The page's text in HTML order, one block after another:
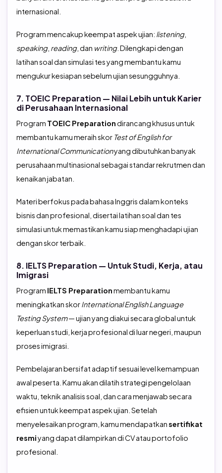
internasional.
Program mencakup keempat aspek ujian: listening,
speaking, reading, dan writing. Dilengkapi dengan
latihan soal dan simulasi tes yang membantu kamu
mengukur kesiapan sebelum ujian sesungguhnya.
7. TOEIC Preparation — Nilai Lebih untuk Karier
di Perusahaan Internasional
Program TOEIC Preparationdirancang khusus untuk
membantu kamu meraih skor Test of English for
International Communicationyang dibutuhkan banyak
perusahaan multinasional sebagai standar rekrutmen dan
kenaikan jabatan.
Materi berfokus pada bahasa Inggris dalam konteks
bisnis dan profesional, disertai latihan soal dan tes
simulasi untuk memastikan kamu siap menghadapi ujian
dengan skor terbaik.
8. IELTS Preparation — Untuk Studi, Kerja, atau
Imigrasi
Program IELTS Preparationmembantu kamu
meningkatkan skorInternational English Language
Testing System— ujian yang diakui secara global untuk
keperluan studi, kerja profesional di luar negeri, maupun
proses imigrasi.
Pembelajaran bersifat adaptif sesuai level kemampuan
awal peserta. Kamu akan dilatih strategi pengelolaan
waktu, teknik analisis soal, dan cara menjawab secara
efisien untuk keempat aspek ujian. Setelah
menyelesaikan program, kamu mendapatkansertifikat
resmiyang dapat dilampirkan di CV atau portofolio
profesional.